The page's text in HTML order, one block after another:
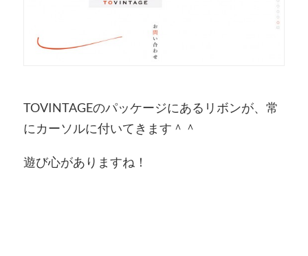
TOVINTAGEのパッケージにあるリボンが、常
にカーソルに付いてきます＾＾
遊び心がありますね！